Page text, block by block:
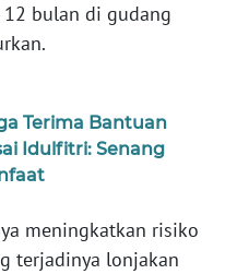
bulan di gudang
Terima Bantuan
Idulfitri: Senang
meningkatkan risiko
terjadinya lonjakan